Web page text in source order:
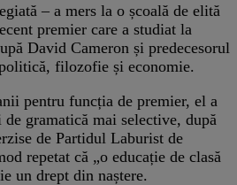
– a mers la o școală de elită
premier care a studiat la
David Cameron și predecesorul
filozofie și economie.
pentru funcția de premier, el a
gramatică mai selective, după
de Partidul Laburist de
repetat că „o educație de clasă
un drept din naștere.